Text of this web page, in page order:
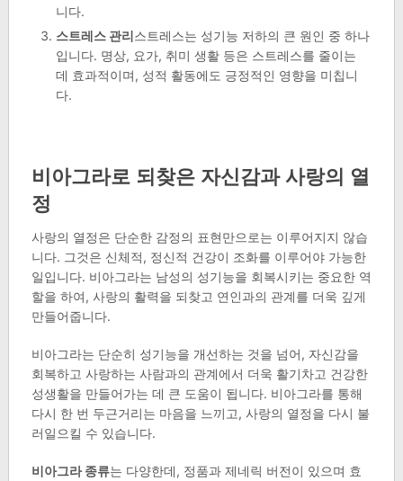
니다.
스트레스 관리스트레스는 성기능 저하의 큰 원인 중 하나
입니다. 명상, 요가, 취미 생활 등은 스트레스를 줄이는
데 효과적이며, 성적 활동에도 긍정적인 영향을 미칩니
다.
비아그라로 되찾은 자신감과 사랑의 열
정
사랑의 열정은 단순한 감정의 표현만으로는 이루어지지 않습
니다. 그것은 신체적, 정신적 건강이 조화를 이루어야 가능한
일입니다. 비아그라는 남성의 성기능을 회복시키는 중요한 역
할을 하여, 사랑의 활력을 되찾고 연인과의 관계를 더욱 깊게
만들어줍니다.
비아그라는 단순히 성기능을 개선하는 것을 넘어, 자신감을
회복하고 사랑하는 사람과의 관계에서 더욱 활기차고 건강한
성생활을 만들어가는 데 큰 도움이 됩니다. 비아그라를 통해
다시 한 번 두근거리는 마음을 느끼고, 사랑의 열정을 다시 불
러일으킬 수 있습니다.
비아그라 종류는 다양한데, 정품과 제네릭 버전이 있으며 효